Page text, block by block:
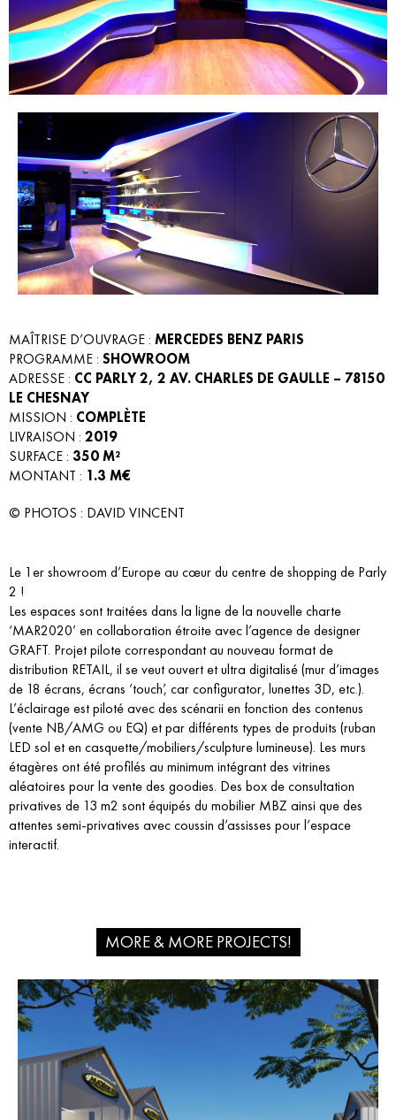
MAÎTRISE D’OUVRAGE : MERCEDES BENZ PARIS
PROGRAMME : SHOWROOM
ADRESSE : CC PARLY 2, 2 AV. CHARLES DE GAULLE – 78150
LE CHESNAY
MISSION : COMPLÈTE
LIVRAISON : 2019
SURFACE : 350 M²
MONTANT : 1.3 M€
© PHOTOS : DAVID VINCENT
Le 1er showroom d’Europe au cœur du centre de shopping de Parly
2 !
Les espaces sont traitées dans la ligne de la nouvelle charte
‘MAR2020’ en collaboration étroite avec l’agence de designer
GRAFT. Projet pilote correspondant au nouveau format de
distribution RETAIL, il se veut ouvert et ultra digitalisé (mur d’images
de 18 écrans, écrans ‘touch’, car configurator, lunettes 3D, etc.).
L’éclairage est piloté avec des scénarii en fonction des contenus
(vente NB/AMG ou EQ) et par différents types de produits (ruban
LED sol et en casquette/mobiliers/sculpture lumineuse). Les murs
étagères ont été profilés au minimum intégrant des vitrines
aléatoires pour la vente des goodies. Des box de consultation
privatives de 13 m2 sont équipés du mobilier MBZ ainsi que des
attentes semi-privatives avec coussin d’assisses pour l’espace
interactif.
MORE & MORE PROJECTS!